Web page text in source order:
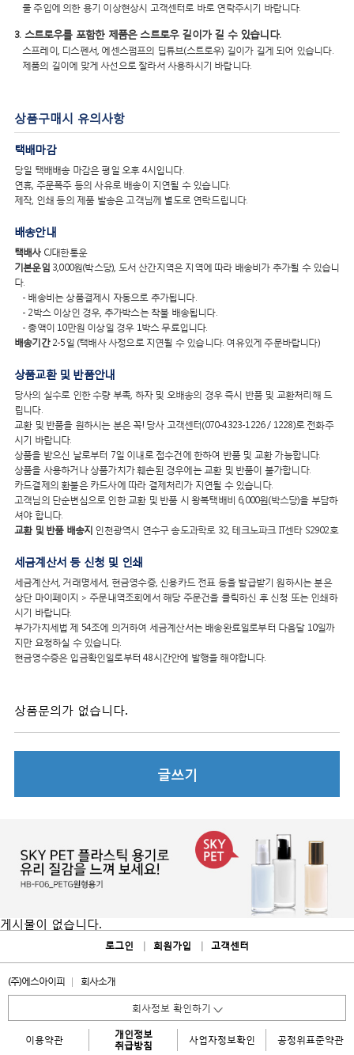
물 주입에 의한 용기 이상현상시 고객센터로 바로 연락주시기 바랍니다.
3. 스트로우를 포함한 제품은 스트로우 길이가 길 수 있습니다.
스프레이, 디스펜서, 에센스펌프의 딥튜브(스트로우) 길이가 길게 되어 있습니다.
제품의 길이에 맞게 사선으로 잘라서 사용하시기 바랍니다.
상품구매시 유의사항
택배마감
당일 택배배송 마감은 평일 오후 4시입니다.
연휴, 주문폭주 등의 사유로 배송이 지연될 수 있습니다.
제작, 인쇄 등의 제품 발송은 고객님께 별도로 연락드립니다.
배송안내
택배사CJ대한통운
기본운임3,000원(박스당), 도서 산간지역은 지역에 따라 배송비가 추가될 수 있습니
다.
- 배송비는 상품결제시 자동으로 추가됩니다.
- 2박스 이상인 경우, 추가박스는 착불 배송됩니다.
- 총액이 10만원 이상일 경우 1박스 무료입니다.
배송기간2-5일 (택배사 사정으로 지연될 수 있습니다. 여유있게 주문바랍니다)
상품교환 및 반품안내
당사의 실수로 인한 수량 부족, 하자 및 오배송의 경우 즉시 반품 및 교환처리해 드
립니다.
교환 및 반품을 원하시는 분은 꼭! 당사 고객센터(070-4323-1226 / 1228)로 전화주
시기 바랍니다.
상품을 받으신 날로부터 7일 이내로 접수건에 한하여 반품 및 교환 가능합니다.
상품을 사용하거나 상품가치가 훼손된 경우에는 교환 및 반품이 불가합니다.
카드결제의 환불은 카드사에 따라 결제처리가 지연될 수 있습니다.
고객님의 단순변심으로 인한 교환 및 반품 시 왕복택배비 6,000원(박스당)을 부담하
셔야 합니다.
교환 및 반품 배송지 인천광역시 연수구 송도과학로 32, 테크노파크 IT센타 S2902호
세금계산서 등 신청 및 인쇄
세금계산서, 거래명세서, 현금영수증, 신용카드 전표 등을 발급받기 원하시는 분은
상단 마이페이지 > 주문내역조회에서 해당 주문건을 클릭하신 후 신청 또는 인쇄하
시기 바랍니다.
부가가치세법 제 54조에 의거하여 세금계산서는 배송완료일로부터 다음달 10일까
지만 요청하실 수 있습니다.
현금영수증은 입금확인일로부터 48시간안에 발행을 해야합니다.
상품문의가 없습니다.
글쓰기
게시물이 없습니다.
로그인 회원가입 고객센터
(주)에스아이피 회사소개
회사정보 확인하기
이용약관
개인정보
취급방침
사업자정보확인 공정위표준약관